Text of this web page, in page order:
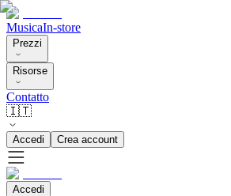
MusicaIn-store
Prezzi
Risorse
Contatto
🇮🇹
Accedi Crea account
Accedi